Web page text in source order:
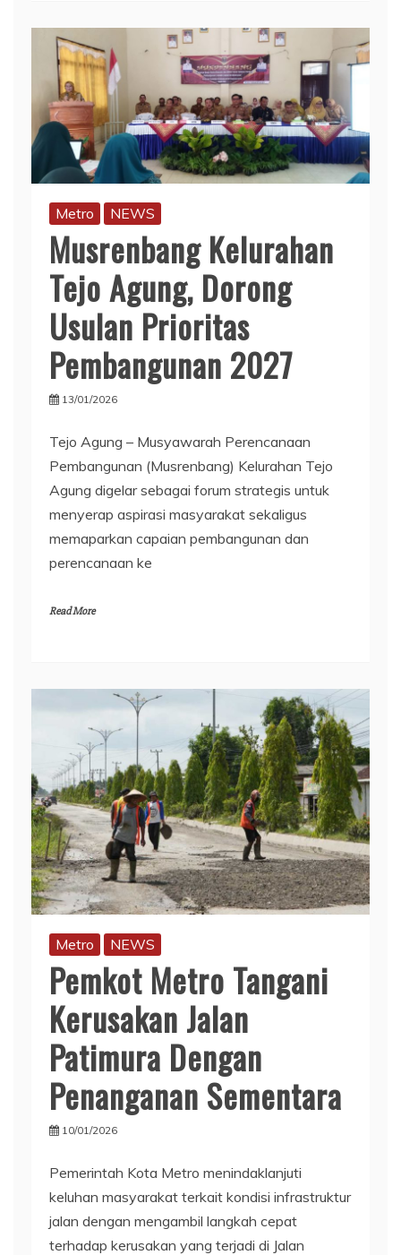
Metro NEWS
Musrenbang Kelurahan
Tejo Agung, Dorong
Usulan Prioritas
Pembangunan 2027
13/01/2026
Tejo Agung – Musyawarah Perencanaan
Pembangunan (Musrenbang) Kelurahan Tejo
Agung digelar sebagai forum strategis untuk
menyerap aspirasi masyarakat sekaligus
memaparkan capaian pembangunan dan
perencanaan ke
Read More
Metro NEWS
Pemkot Metro Tangani
Kerusakan Jalan
Patimura Dengan
Penanganan Sementara
10/01/2026
Pemerintah Kota Metro menindaklanjuti
keluhan masyarakat terkait kondisi infrastruktur
jalan dengan mengambil langkah cepat
terhadap kerusakan yang terjadi di Jalan